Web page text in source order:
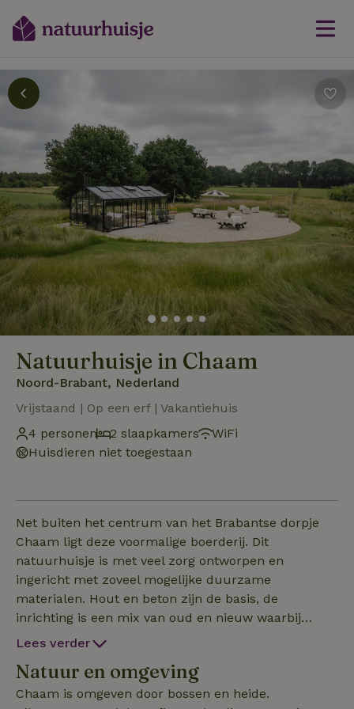
Natuurhuisje in Chaam
Noord-Brabant, Nederland
Vrijstaand | Op een erf | Vakantiehuis
4 personen
2 slaapkamers
WiFi
Huisdieren niet toegestaan
Net buiten het centrum van het Brabantse dorpje
Chaam ligt deze voormalige boerderij. Dit
natuurhuisje is met veel zorg ontworpen en
ingericht met zoveel mogelijke duurzame
materialen. Hout en beton zijn de basis, de
inrichting is een mix van oud en nieuw waarbij
comfort hoog in het vaandel staat. De woning is
een slaapkamer op de begane grond met een
doorloop naar de badkamer met ruime
Lees verder
Natuur en omgeving
Chaam is omgeven door bossen en heide.